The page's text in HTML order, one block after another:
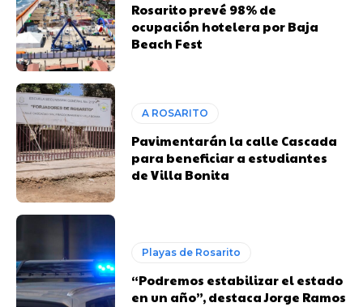
Rosarito prevé 98% de
ocupación hotelera por Baja
Beach Fest
A ROSARITO
Pavimentarán la calle Cascada
para beneficiar a estudiantes
de Villa Bonita
Playas de Rosarito
“Podremos estabilizar el estado
en un año”, destaca Jorge Ramos